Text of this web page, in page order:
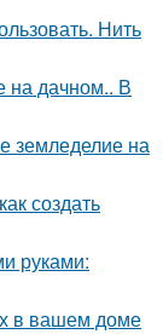
Нить
на дачном.. В
земледелие на
создать
руками:
в вашем доме